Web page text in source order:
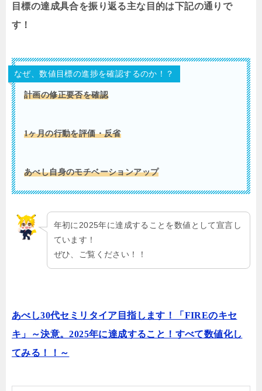
目標の達成具合を振り返る主な目的は下記の通りで
す！
なぜ、数値目標の進捗を確認するのか！？
計画の修正要否を確認
1ヶ月の行動を評価・反省
あべし自身のモチベーションアップ
年初に2025年に達成することを数値として宣言し
ています！
ぜひ、ご覧ください！！
あべし30代セミリタイア目指します！「FIREのキセ
キ」～決意。2025年に達成すること！すべて数値化し
てみる！！～